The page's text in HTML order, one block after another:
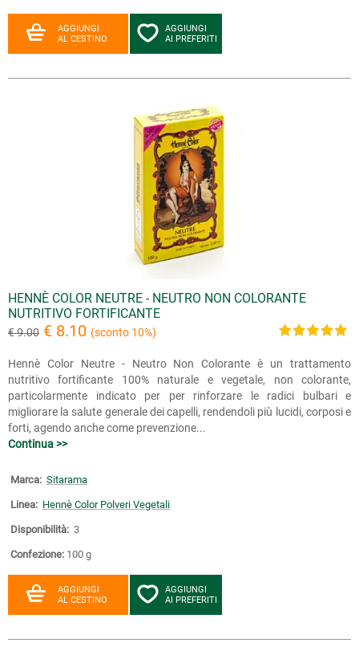
AGGIUNGI
AL CESTINO
AGGIUNGI
AI PREFERITI
HENNÈ COLOR NEUTRE - NEUTRO NON COLORANTE
NUTRITIVO FORTIFICANTE
€ 9.00 € 8.10 (sconto 10%)
Hennè Color Neutre - Neutro Non Colorante è un trattamento
nutritivo fortificante 100% naturale e vegetale, non colorante,
particolarmente indicato per per rinforzare le radici bulbari e
migliorare la salute generale dei capelli, rendendoli più lucidi, corposi e
forti, agendo anche come prevenzione...
Continua >>
Marca: Sitarama
Linea: Hennè Color Polveri Vegetali
Disponibilità: 3
Confezione: 100 g
AGGIUNGI
AL CESTINO
AGGIUNGI
AI PREFERITI